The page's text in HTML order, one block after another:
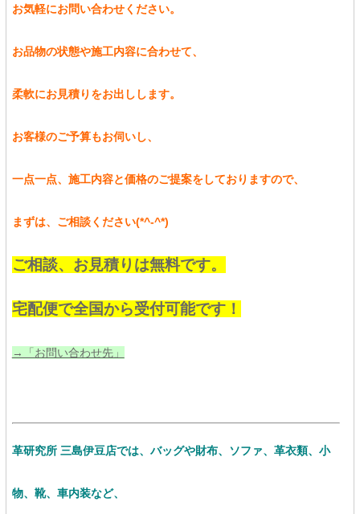
お気軽にお問い合わせください。
お品物の状態や施工内容に合わせて、
柔軟にお見積りをお出しします。
お客様のご予算もお伺いし、
一点一点、施工内容と価格のご提案をしておりますので、
まずは、ご相談ください(*^-^*)
ご相談、お見積りは無料です。
宅配便で全国から受付可能です！
→「お問い合わせ先」
革研究所 三島伊豆店では、バッグや財布、ソファ、革衣類、小
物、靴、車内装など、